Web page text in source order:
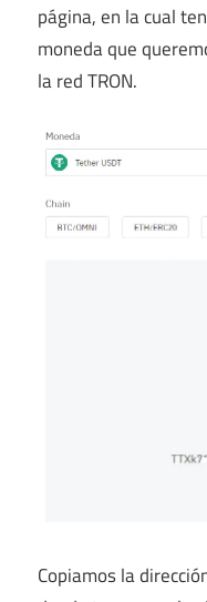
página, en la cual
moneda que
la red TRON.
Copiamos la